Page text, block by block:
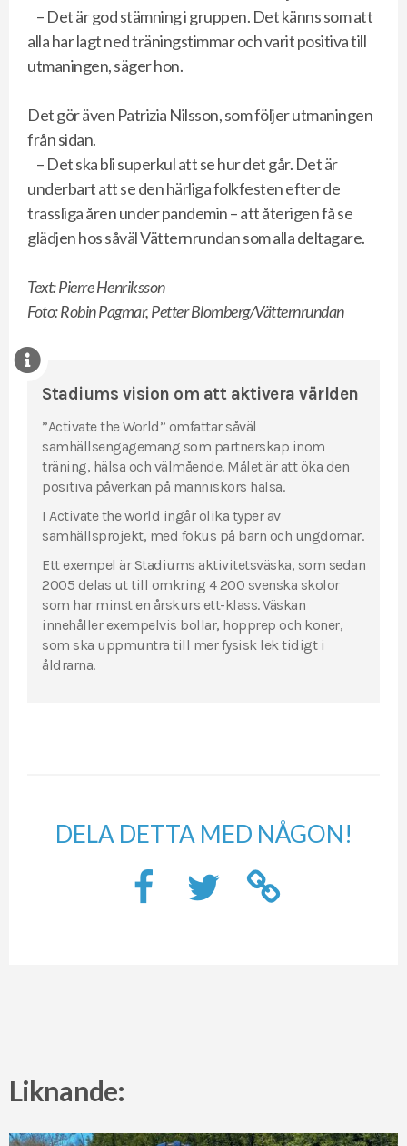
– Det är god stämning i gruppen. Det känns som att
alla har lagt ned träningstimmar och varit positiva till
utmaningen, säger hon.
Det gör även Patrizia Nilsson, som följer utmaningen
från sidan.
– Det ska bli superkul att se hur det går. Det är
underbart att se den härliga folkfesten efter de
trassliga åren under pandemin – att återigen få se
glädjen hos såväl Vätternrundan som alla deltagare.
Text: Pierre Henriksson
Foto: Robin Pagmar, Petter Blomberg/Vätternrundan
Stadiums vision om att aktivera världen
”Activate the World” omfattar såväl
samhällsengagemang som partnerskap inom
träning, hälsa och välmående. Målet är att öka den
positiva påverkan på människors hälsa.
I Activate the world ingår olika typer av
samhällsprojekt, med fokus på barn och ungdomar.
Ett exempel är Stadiums aktivitetsväska, som sedan
2005 delas ut till omkring 4 200 svenska skolor
som har minst en årskurs ett-klass. Väskan
innehåller exempelvis bollar, hopprep och koner,
som ska uppmuntra till mer fysisk lek tidigt i
åldrarna.
DELA DETTA MED NÅGON!
Liknande: